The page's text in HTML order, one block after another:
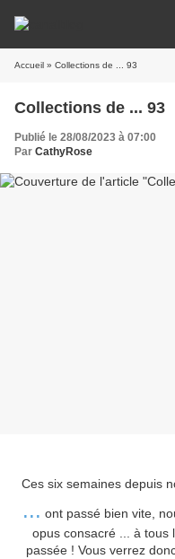
Accueil » Collections de ... 93
Collections de ... 93
Publié le 28/08/2023 à 07:00
Par CathyRose
Ces six semaines depuis
... ont passé bien vite,
opus consacré ... à tous
passée ! Vous verrez